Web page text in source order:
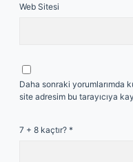
Web Sitesi
Daha sonraki yorumlarımda
site adresim bu tarayıcıya
7 + 8 kaçtır? *